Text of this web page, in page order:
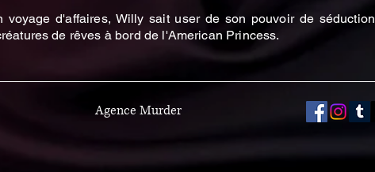
voyage d'affaires, Willy sait user de son pouvoir de séduction
de rêves à bord de l'American Princess.
Agence Murder